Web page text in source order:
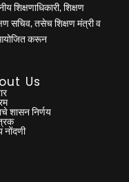
शिक्षणाधिकारी, शिक्षण
सचिव, तसेच शिक्षण मंत्री व
आयोजित करून
Us
शासन निर्णय
नोंदणी